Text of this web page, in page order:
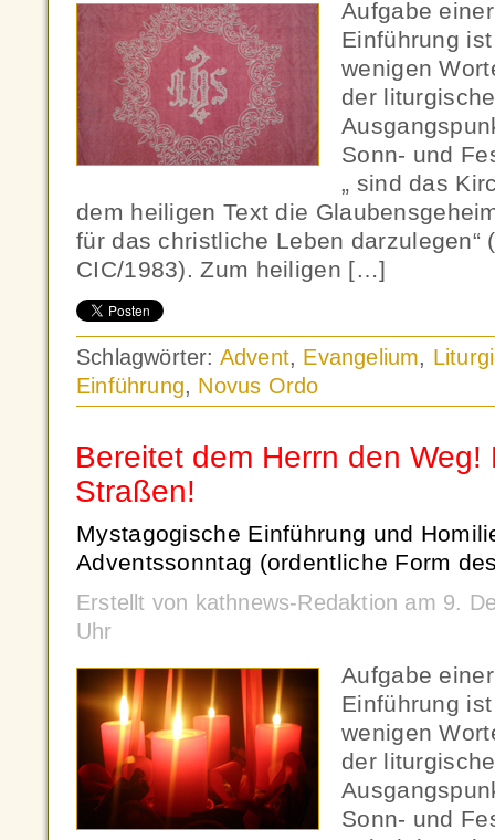
Aufgabe
Einführung
wenigen
der
Sonn- und
„ sind das
dem heiligen Text die
für das christliche Leben darzulegen“
CIC/1983). Zum heiligen […]
Schlagwörter: Advent, Evangelium,
Einführung, Novus Ordo
Bereitet dem Herrn den Weg!
Straßen!
Mystagogische Einführung und
Adventssonntag (ordentliche Form
Erstellt von kathnews-Redaktion am 9.
Uhr
Aufgabe
Einführung
wenigen
der
Sonn- und